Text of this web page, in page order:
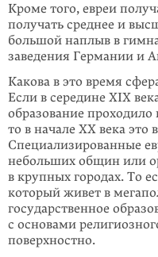
Кроме того, евреи
получать среднее и
большой наплыв в
заведения Германии и
Какова в это время
Если в середине XIX
образование проходило
то в начале ХХ века это
Специализированные
небольших общин или
в крупных городах. То
который живет в
государственное
с основами
поверхностно.